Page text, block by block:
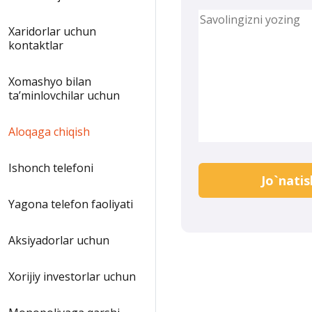
Xaridorlar uchun
kontaktlar
Xomashyo bilan
taʼminlovchilar uchun
Aloqaga chiqish
Ishonch telefoni
Yagona telefon faoliyati
Aksiyadorlar uchun
Xorijiy investorlar uchun